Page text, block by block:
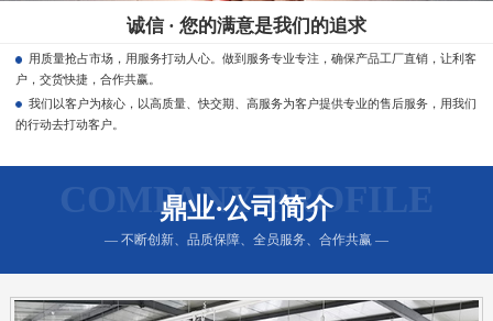
诚信 · 您的满意是我们的追求
用质量抢占市场，用服务打动人心。做到服务专业专注，确保产品工厂直销，让利客
户，交货快捷，合作共赢。
我们以客户为核心，以高质量、快交期、高服务为客户提供专业的售后服务，用我们
的行动去打动客户。
COMPANY PROFILE
鼎业·公司简介
— 不断创新、品质保障、全员服务、合作共赢 —